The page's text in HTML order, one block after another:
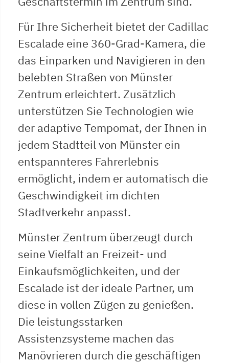
Für Ihre Sicherheit bietet der Cadillac
Escalade eine 360-Grad-Kamera, die
das Einparken und Navigieren in den
belebten Straßen von Münster
Zentrum erleichtert. Zusätzlich
unterstützen Sie Technologien wie
der adaptive Tempomat, der Ihnen in
jedem Stadtteil von Münster ein
entspannteres Fahrerlebnis
ermöglicht, indem er automatisch die
Geschwindigkeit im dichten
Stadtverkehr anpasst.
Münster Zentrum überzeugt durch
seine Vielfalt an Freizeit- und
Einkaufsmöglichkeiten, und der
Escalade ist der ideale Partner, um
diese in vollen Zügen zu genießen.
Die leistungsstarken
Assistenzsysteme machen das
Manövrieren durch die geschäftigen